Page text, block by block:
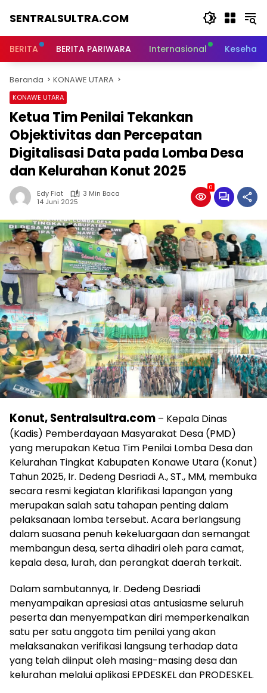
SENTRALSULTRA.COM
BERITA BERITA PARIWARA Internasional
Beranda KONAWE UTARA
KONAWE UTARA
Ketua Tim Penilai Tekankan
Objektivitas dan Percepatan
Digitalisasi Data pada Lomba Desa
dan Kelurahan Konut 2025
Edy Fiat
3 Min Baca
14 Juni 2025
0
Konut, Sentralsultra.com – Kepala Dinas
(Kadis) Pemberdayaan Masyarakat Desa (PMD)
yang merupakan Ketua Tim Penilai Lomba Desa dan
Kelurahan Tingkat Kabupaten Konawe Utara (Konut)
Tahun 2025, Ir. Dedeng Desriadi A., ST., MM, membuka
secara resmi kegiatan klarifikasi lapangan yang
merupakan salah satu tahapan penting dalam
pelaksanaan lomba tersebut. Acara berlangsung
dalam suasana penuh kekeluargaan dan semangat
membangun desa, serta dihadiri oleh para camat,
kepala desa, lurah, dan perangkat daerah terkait.
Dalam sambutannya, Ir. Dedeng Desriadi
menyampaikan apresiasi atas antusiasme seluruh
peserta dan menyempatkan diri memperkenalkan
satu per satu anggota tim penilai yang akan
melaksanakan verifikasi langsung terhadap data
yang telah diinput oleh masing-masing desa dan
kelurahan melalui aplikasi EPDESKEL dan PRODESKEL.